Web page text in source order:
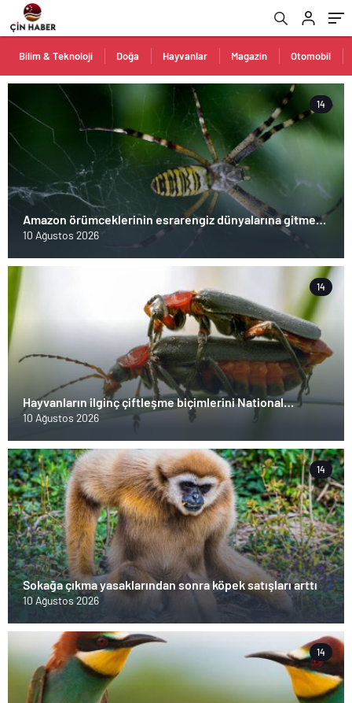
Bilim & Teknoloji Doğa Hayvanlar Magazin Otomobil
14
Amazon örümceklerinin esrarengiz dünyalarına gitmeye
hazır olun.
10 Ağustos 2026
14
Hayvanların ilginç çiftleşme biçimlerini National
Geographic görüntüledi.
10 Ağustos 2026
14
Sokağa çıkma yasaklarından sonra köpek satışları arttı
10 Ağustos 2026
14